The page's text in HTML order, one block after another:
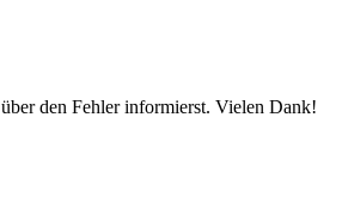
über den Fehler informierst. Vielen Dank!